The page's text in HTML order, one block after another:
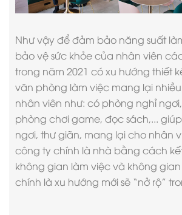
Như vậy để đảm bảo năng suất
bảo vệ sức khỏe của nhân viên
trong năm 2021 cóxu hướng thiết
văn phòng làm việc mang lại
nhân viên như: có phòng nghỉ
phòng chơi game, đọc sách,...
ngơi, thư giãn, mang lại cho nhân
công ty chính là nhà bằng cách
không gian làm việc và không
chính là xu hướng mới sẽ “nở rộ”